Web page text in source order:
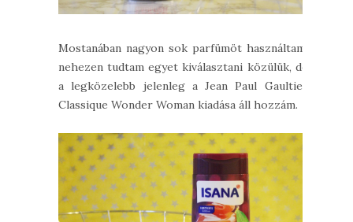
Mostanában nagyon sok parfümöt használtam,
nehezen tudtam egyet kiválasztani közülük, de
a legközelebb jelenleg a Jean Paul Gaultier
Classique Wonder Woman kiadása áll hozzám.